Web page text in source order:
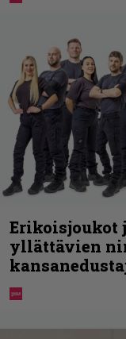
Erikoisjoukot
yllättävien